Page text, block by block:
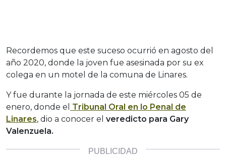
Recordemos que este suceso ocurrió en agosto del
año 2020, donde la joven fue asesinada por su ex
colega en un motel de la comuna de Linares.
Y fue durante la jornada de este miércoles 05 de
enero, donde el Tribunal Oral en lo Penal de
Linares, dio a conocer el veredicto para Gary
Valenzuela.